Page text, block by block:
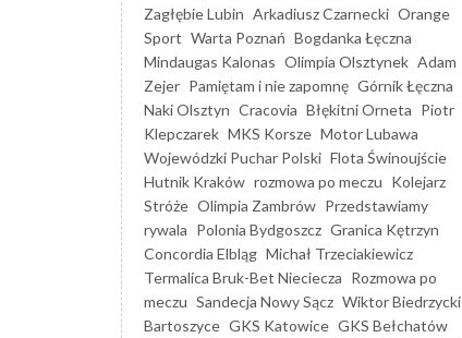
Zagłębie Lubin Arkadiusz Czarnecki Orange
Sport Warta Poznań Bogdanka Łęczna
Mindaugas Kalonas Olimpia Olsztynek Adam
Zejer Pamiętam i nie zapomnę Górnik Łęczna
Naki Olsztyn Cracovia Błękitni Orneta Piotr
Klepczarek MKS Korsze Motor Lubawa
Wojewódzki Puchar Polski Flota Świnoujście
Hutnik Kraków rozmowa po meczu Kolejarz
Stróże Olimpia Zambrów Przedstawiamy
rywala Polonia Bydgoszcz Granica Kętrzyn
Concordia Elbląg Michał Trzeciakiewicz
Termalica Bruk-Bet Nieciecza Rozmowa po
meczu Sandecja Nowy Sącz Wiktor Biedrzycki
Bartoszyce GKS Katowice GKS Bełchatów